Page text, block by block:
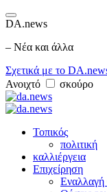
DA.news
– Νέα και άλλα
Σχετικά με το
Ανοιχτό
σκούρο
Τοπικός
πολιτική
καλλιέργεια
Επιχείρηση
Εναλλαγή